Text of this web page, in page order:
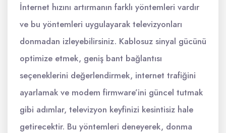
İnternet hızını artırmanın farklı yöntemleri vardır
ve bu yöntemleri uygulayarak televizyonları
donmadan izleyebilirsiniz. Kablosuz sinyal gücünü
optimize etmek, geniş bant bağlantısı
seçeneklerini değerlendirmek, internet trafiğini
ayarlamak ve modem firmware’ini güncel tutmak
gibi adımlar, televizyon keyfinizi kesintisiz hale
getirecektir. Bu yöntemleri deneyerek, donma